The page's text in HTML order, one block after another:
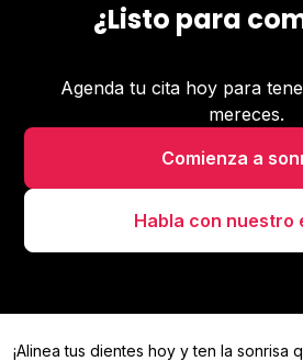
¿Listo para
Agenda tu cita hoy para
mereces.
Comienza a
Habla con nuestro
¡Alinea tus dientes hoy yten la sonrisa
Alinea tus dientes hoy y ten la